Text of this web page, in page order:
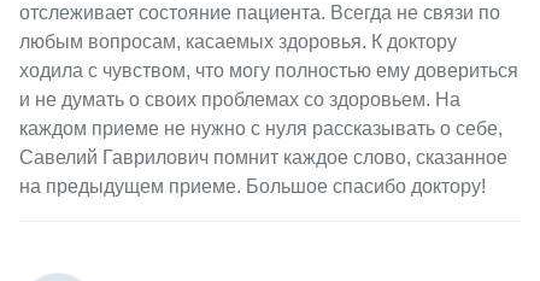
отслеживает состояние пациента. Всегда не связи по
любым вопросам, касаемых здоровья. К доктору
ходила с чувством, что могу полностью ему довериться
и не думать о своих проблемах со здоровьем. На
каждом приеме не нужно с нуля рассказывать о себе,
Савелий Гаврилович помнит каждое слово, сказанное
на предыдущем приеме. Большое спасибо доктору!